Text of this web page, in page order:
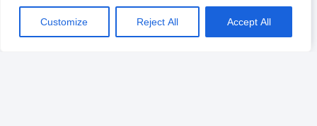
Customize Reject All Accept All
아메리카 오세아니아